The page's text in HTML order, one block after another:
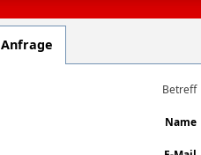
Anfrage
Betreff
Name